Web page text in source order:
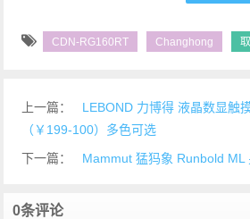
CDN-RG160RT Changhong
上一篇：
LEBOND 力博得 液晶数显触
（￥199-100）多色可选
下一篇：
Mammut 猛犸象 Runbold
0条评论